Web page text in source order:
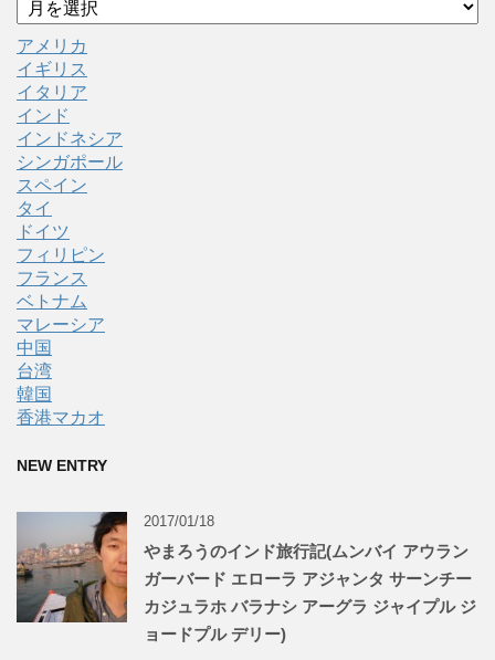
アメリカ
イギリス
イタリア
インド
インドネシア
シンガポール
スペイン
タイ
ドイツ
フィリピン
フランス
ベトナム
マレーシア
中国
台湾
韓国
香港マカオ
NEW ENTRY
2017/01/18
やまろうのインド旅行記(ムンバイ アウラン
ガーバード エローラ アジャンタ サーンチー
カジュラホ バラナシ アーグラ ジャイプル ジ
ョードプル デリー)